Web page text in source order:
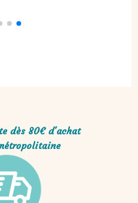
dès 80€ d'achat